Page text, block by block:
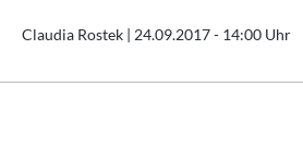
Claudia Rostek | 24.09.2017 - 14:00 Uhr